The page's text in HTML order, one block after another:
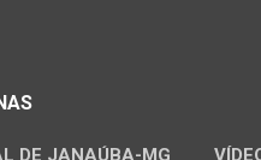
DE JANAÚBA-MG